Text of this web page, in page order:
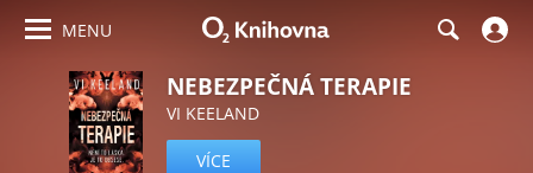
MENU
NEBEZPEČNÁ TERAPIE
VI KEELAND
VÍCE